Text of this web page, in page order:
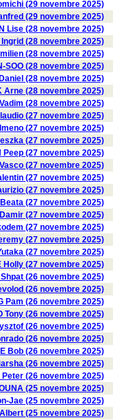
(29 novembre 2025)
(29 novembre 2025)
Lise (28 novembre 2025)
(28 novembre 2025)
(28 novembre 2025)
SOO (28 novembre 2025)
(28 novembre 2025)
Arne (28 novembre 2025)
(28 novembre 2025)
(27 novembre 2025)
(27 novembre 2025)
(27 novembre 2025)
Peep (27 novembre 2025)
(27 novembre 2025)
(27 novembre 2025)
(27 novembre 2025)
(27 novembre 2025)
(27 novembre 2025)
(27 novembre 2025)
(27 novembre 2025)
(27 novembre 2025)
Holly (27 novembre 2025)
(26 novembre 2025)
(26 novembre 2025)
Pam (26 novembre 2025)
Tony (26 novembre 2025)
(26 novembre 2025)
(26 novembre 2025)
Bob (26 novembre 2025)
(26 novembre 2025)
Peter (26 novembre 2025)
(25 novembre 2025)
Jae (25 novembre 2025)
(25 novembre 2025)